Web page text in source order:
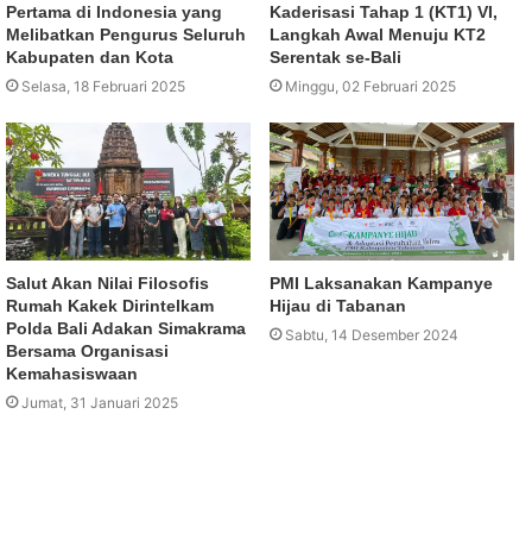
Pertama di Indonesia yang
Melibatkan Pengurus Seluruh
Kabupaten dan Kota
Selasa, 18 Februari 2025
Kaderisasi Tahap 1 (KT1) VI,
Langkah Awal Menuju KT2
Serentak se-Bali
Minggu, 02 Februari 2025
Salut Akan Nilai Filosofis
Rumah Kakek Dirintelkam
Polda Bali Adakan Simakrama
Bersama Organisasi
Kemahasiswaan
Jumat, 31 Januari 2025
PMI Laksanakan Kampanye
Hijau di Tabanan
Sabtu, 14 Desember 2024